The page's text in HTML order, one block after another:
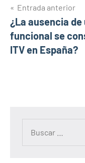
Navegación
de
entradas
Entrada anterior
¿La ausencia
funcional se
ITV en España?